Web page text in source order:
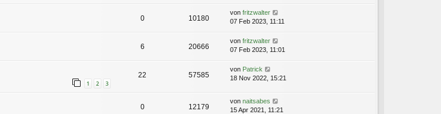
0 10180
von fritzwalter
07 Feb 2023, 11:11
6 20666
von fritzwalter
07 Feb 2023, 11:01
1 2 3
22 57585
von Patrick
18 Nov 2022, 15:21
0 12179
von naitsabes
15 Apr 2021, 11:21